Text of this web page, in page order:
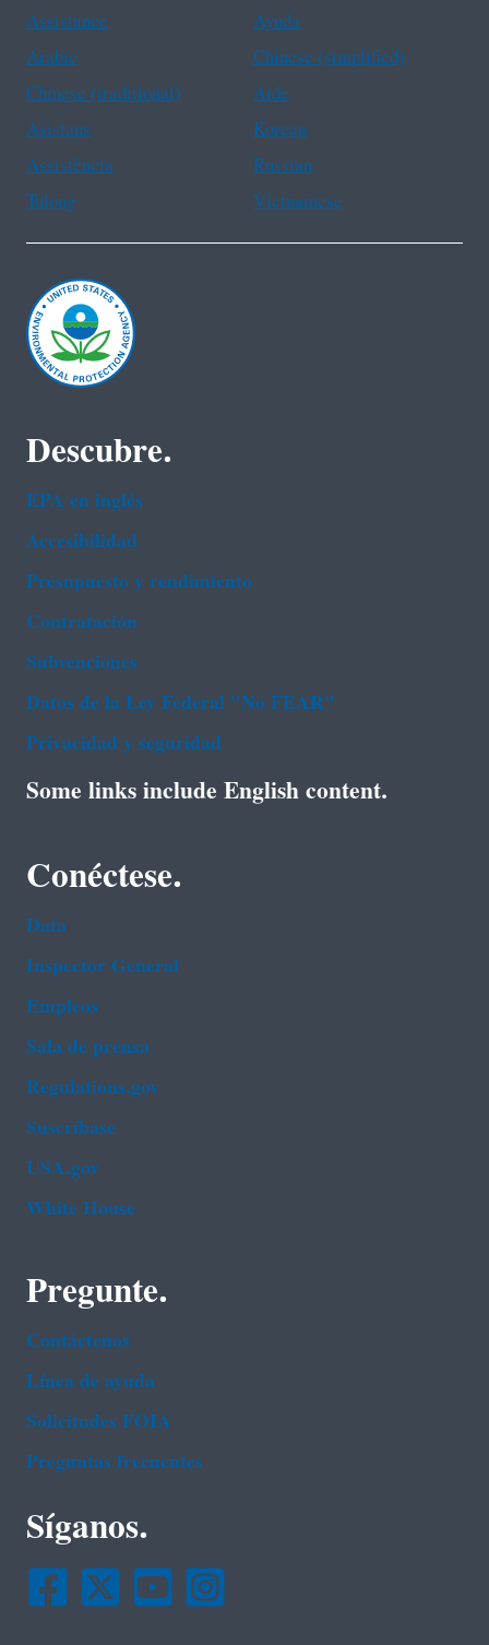
Assistance
Ayuda
Arabic
Chinese (simplified)
Chinese (traditional)
Aide
Asistans
Korean
Assistência
Russian
Tulong
Vietnamese
Descubre.
EPA en ingl‌és
Accesibilidad
Presupuesto y rendimiento
Contratación
Subvenciones
Datos de la Ley Federal "No FEAR"
Privacidad y seguridad
Some links include English content.
Conéctese.
Data
Inspector General
Empleos
Sala de prensa
Regulations.gov
Suscríbase
USA.gov
White House
Pregunte.
Contáctenos
Línea de ayuda
Solicitudes FOIA
Preguntas frecuentes
Síganos.